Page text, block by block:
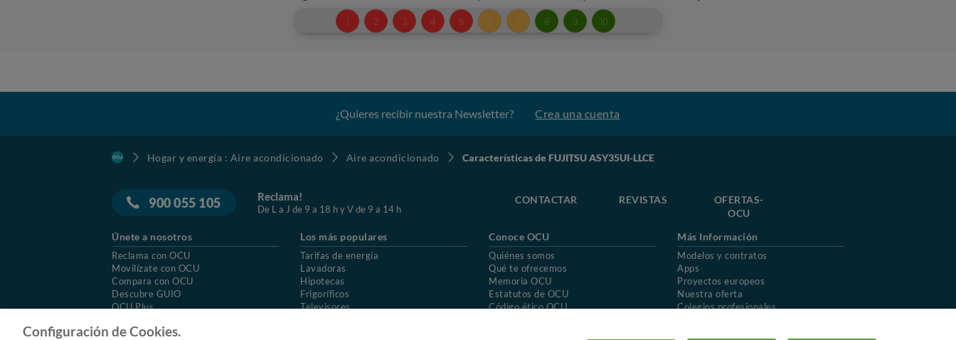
¿Quieres recibir nuestra Newsletter? Crea una cuenta
Hogar y energía : Aire acondicionado Aire acondicionado Características de FUJITSU ASY35UI-LLCE
900 055 105 Reclama!
De L a J de 9 a 18 h y V de 9 a 14 h
CONTACTAR REVISTAS
OFERTAS-
OCU
Únete a nosotros
Reclama con OCU
Movilízate con OCU
Compara con OCU
Descubre GUIO
OCU Plus
Los más populares
Tarifas de energía
Lavadoras
Hipotecas
Frigoríficos
Televisores
Conoce OCU
Quiénes somos
Qué te ofrecemos
Memoria OCU
Estatutos de OCU
Código ético OCU
Más Información
Modelos y contratos
Apps
Proyectos europeos
Nuestra oferta
Colegios profesionales
Configuración de Cookies.